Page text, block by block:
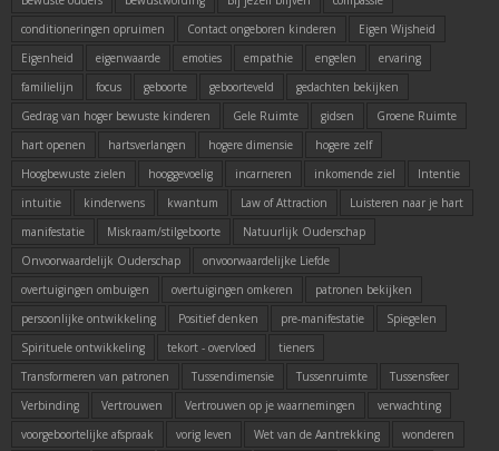
conditioneringen opruimen
Contact ongeboren kinderen
Eigen Wijsheid
Eigenheid
eigenwaarde emoties empathie engelen
ervaring
familielijn
focus geboorte geboorteveld
gedachten bekijken
Gedrag van hoger bewuste kinderen
Gele Ruimte gidsen
Groene Ruimte
hart openen
hartsverlangen hogere dimensie
hogere zelf
Hoogbewuste zielen
hooggevoelig incarneren inkomende ziel
Intentie
intuitie
kinderwens kwantum Law of Attraction
Luisteren naar je hart
manifestatie
Miskraam/stilgeboorte
Natuurlijk Ouderschap
Onvoorwaardelijk Ouderschap
onvoorwaardelijke Liefde
overtuigingen ombuigen
overtuigingen omkeren
patronen bekijken
persoonlijke ontwikkeling
Positief denken pre-manifestatie
Spiegelen
Spirituele ontwikkeling
tekort - overvloed
tieners
Transformeren van patronen
Tussendimensie Tussenruimte
Tussensfeer
Verbinding
Vertrouwen Vertrouwen op je waarnemingen
verwachting
voorgeboortelijke afspraak
vorig leven Wet van de Aantrekking
wonderen